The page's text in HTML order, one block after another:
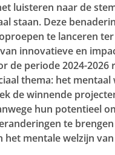
luisteren naar de
staan. Deze
te lanceren ter
innovatieve en
de periode 2024-2026
thema: het mentaal
de winnende
hun potentieel
te
het mentale welzijn